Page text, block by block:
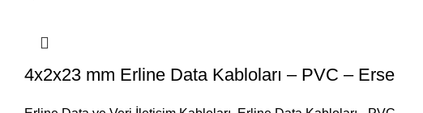
4x2x23 mm Erline Data Kabloları – PVC – Erse